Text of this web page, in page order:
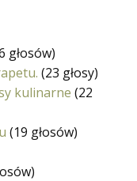
głosów)
(23 głosy)
kulinarne (22
(19 głosów)